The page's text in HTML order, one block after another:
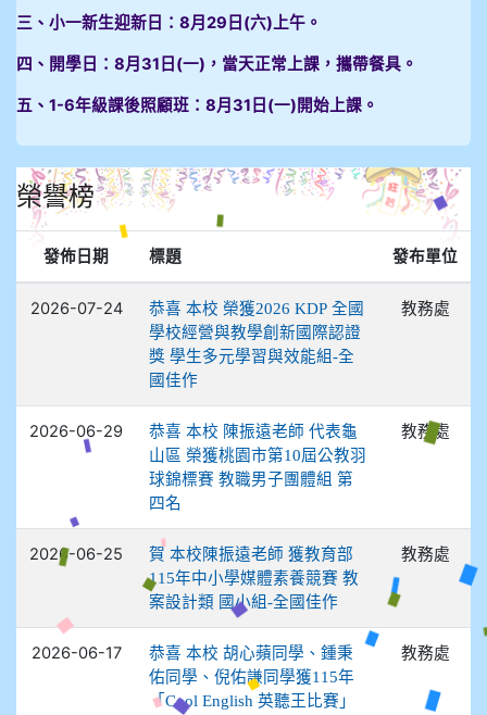
三、小一新生迎新日：8月29日(六)上午。
四、開學日：8月31日(一)，當天正常上課，攜帶餐具。
五、1-6年級課後照顧班：8月31日(一)開始上課。
榮譽榜
發佈日期 標題 發布單位
2026-07-24
恭喜 本校 榮獲2026 KDP 全國
學校經營與教學創新國際認證
獎 學生多元學習與效能組-全
國佳作
教務處
2026-06-29
恭喜 本校 陳振遠老師 代表龜
山區 榮獲桃園市第10屆公教羽
球錦標賽 教職男子團體組 第
四名
教務處
2026-06-25
賀 本校陳振遠老師 獲教育部
115年中小學媒體素養競賽 教
案設計類 國小組-全國佳作
教務處
2026-06-17
恭喜 本校 胡心蘋同學、鍾秉
佑同學、倪佑謙同學獲115年
「Cool English 英聽王比賽」
教務處